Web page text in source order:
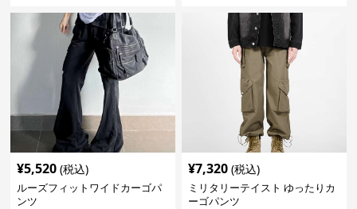
¥5,520 (税込)
ルーズフィットワイドカーゴパ
ンツ
¥7,320 (税込)
ミリタリーテイスト ゆったりカ
ーゴパンツ